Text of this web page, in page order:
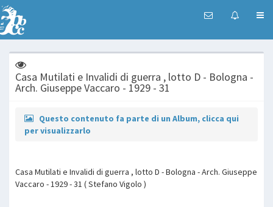
Casa Mutilati e Invalidi di guerra , lotto D - Bologna -
Arch. Giuseppe Vaccaro - 1929 - 31
Questo contenuto fa parte di un Album, clicca qui
per visualizzarlo
Casa Mutilati e Invalidi di guerra , lotto D - Bologna - Arch. Giuseppe
Vaccaro - 1929 - 31 ( Stefano Vigolo )